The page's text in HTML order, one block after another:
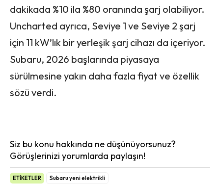
dakikada %10 ila %80 oranında şarj olabiliyor.
Uncharted ayrıca, Seviye 1 ve Seviye 2 şarj
için 11 kW’lık bir yerleşik şarj cihazı da içeriyor.
Subaru, 2026 başlarında piyasaya
sürülmesine yakın daha fazla fiyat ve özellik
sözü verdi.
Siz bu konu hakkında ne düşünüyorsunuz?
Görüşlerinizi yorumlarda paylaşın!
ETİKETLER Subaru yeni elektrikli